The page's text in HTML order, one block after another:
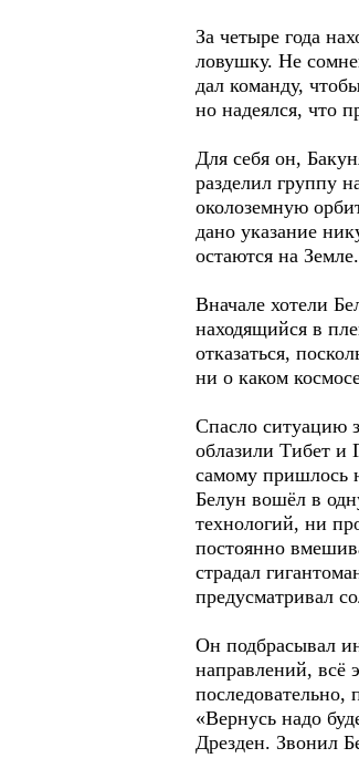
За четыре года
ловушку. Не
дал команду,
но надеялся, что
Для себя он,
разделил группу
околоземную
дано указание
остаются на Земле.
Вначале хотели
находящийся в
отказаться,
ни о каком
Спасло ситуацию
облазили Тибет и
самому пришлось
Белун вошёл в
технологий, ни
постоянно
страдал
предусматривал
Он подбрасывал
направлений, всё
последовательно,
«Вернусь надо
Дрезден. Звонил